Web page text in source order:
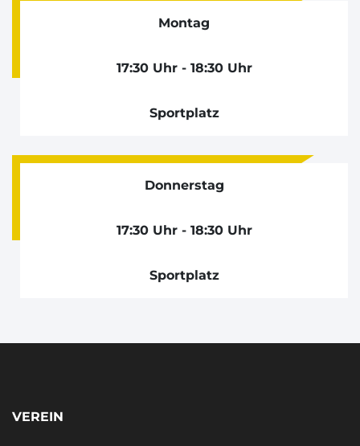
Montag
17:30 Uhr - 18:30 Uhr
Sportplatz
Donnerstag
17:30 Uhr - 18:30 Uhr
Sportplatz
VEREIN